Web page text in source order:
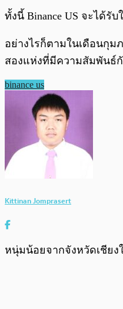
ทั้งนี้ Binance US จะได้
อย่างไรก็ตามในเดือนกุ
สองแห่งที่มีความสัมพันธ์กั
binance us
Kittinan Jomprasert
หนุ่มน้อยจากจังหวัดเชียง